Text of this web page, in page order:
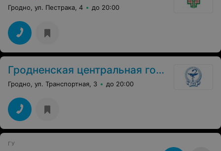
Гродно, ул. Пестрака, 4 до 20:00
Гродненская центральная городская поликлиника
Гродно, ул. Транспортная, 3 до 20:00
ГУ